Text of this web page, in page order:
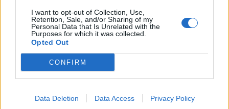
I want to opt-out of Collection, Use,
Retention, Sale, and/or Sharing of my
Personal Data that Is Unrelated with the
Purposes for which it was collected.
Opted Out
CONFIRM
Data Deletion Data Access Privacy Policy